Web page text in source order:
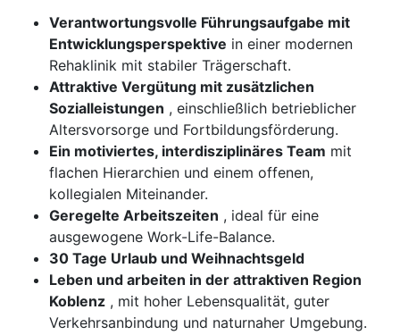
Verantwortungsvolle Führungsaufgabe mit
Entwicklungsperspektive in einer modernen
Rehaklinik mit stabiler Trägerschaft.
Attraktive Vergütung mit zusätzlichen
Sozialleistungen , einschließlich betrieblicher
Altersvorsorge und Fortbildungsförderung.
Ein motiviertes, interdisziplinäres Team mit
flachen Hierarchien und einem offenen,
kollegialen Miteinander.
Geregelte Arbeitszeiten , ideal für eine
ausgewogene Work-Life-Balance.
30 Tage Urlaub und Weihnachtsgeld
Leben und arbeiten in der attraktiven Region
Koblenz , mit hoher Lebensqualität, guter
Verkehrsanbindung und naturnaher Umgebung.